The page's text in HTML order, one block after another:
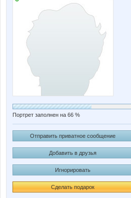
Портрет заполнен на 66 %
Отправить приватное сообщение
Добавить в друзья
Игнорировать
Сделать подарок